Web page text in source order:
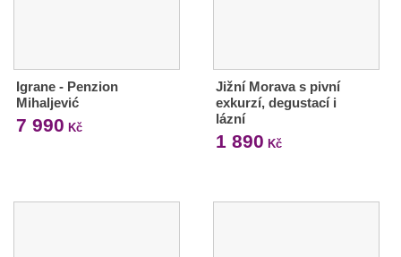
Igrane - Penzion
Mihaljević
7 990 Kč
Jižní Morava s pivní
exkurzí, degustací i
lázní
1 890 Kč